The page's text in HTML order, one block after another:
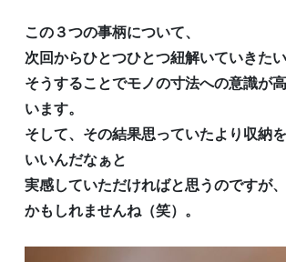
この３つの事柄について、
次回からひとつひとつ紐解いていきたい
そうすることでモノの寸法への意識が
います。
そして、その結果思っていたより収納
いいんだなぁと
実感していただければと思うのですが
かもしれませんね（笑）。